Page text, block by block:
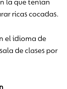
la que tenían
ricas cocadas.
el idioma de
de clases por